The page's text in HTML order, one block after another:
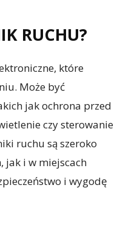
RUCHU?
które
Może być
jak ochrona przed
czy sterowanie
ruchu są szeroko
jak i w miejscach
i wygodę